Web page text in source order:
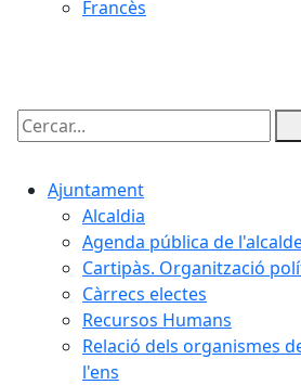
Francès
Cercar:
Ajuntament
Alcaldia
Agenda pública de
Cartipàs. Organització
Càrrecs electes
Recursos Humans
Relació dels organismes
l'ens